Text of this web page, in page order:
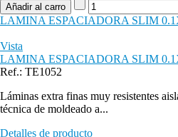
LAMINA ESPACIADORA SLIM
Vista
LAMINA ESPACIADORA SLIM
Ref.: TE1052
Láminas extra finas muy resistentes
técnica de moldeado a...
Detalles de producto